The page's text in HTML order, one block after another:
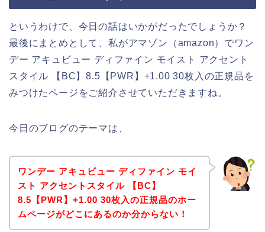
というわけで、今日の話はいかがだったでしょうか？
最後にまとめとして、私がアマゾン（amazon）でワン
デー アキュビュー ディファイン モイスト アクセント
スタイル 【BC】8.5【PWR】+1.00 30枚入の正規品を
みつけたページをご紹介させていただきますね。
今日のブログのテーマは、
ワンデー アキュビュー ディファイン モイ
スト アクセントスタイル 【BC】
8.5【PWR】+1.00 30枚入の正規品のホー
ムページがどこにあるのか分からない！